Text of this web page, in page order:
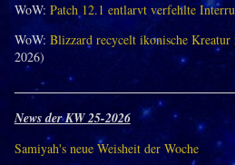
WoW: Patch 12.1 entlarvt verfehlte
WoW: Blizzard recycelt ikonische
2026)
News der KW 25-2026
Samiyah's neue Weisheit der Woche